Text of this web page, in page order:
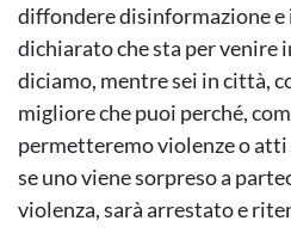
diffondere disinformazione e
dichiarato che sta per venire
diciamo, mentre sei in città,
migliore che puoi perché,
permetteremo violenze o
se uno viene sorpreso a
violenza, sarà arrestato e